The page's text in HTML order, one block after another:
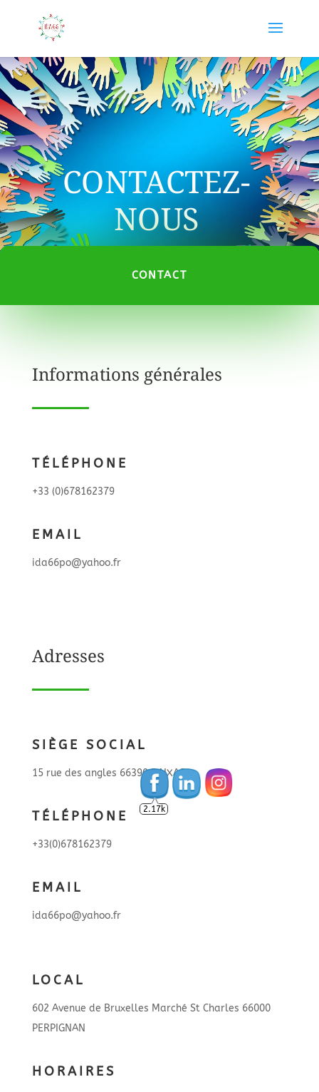
CONTACTEZ-
NOUS
CONTACT
Informations générales
TÉLÉPHONE
+33 (0)678162379
EMAIL
ida66po@yahoo.fr
Adresses
SIÈGE SOCIAL
15 rue des angles 66390 BAIXAS
TÉLÉPHONE
+33(0)678162379
EMAIL
ida66po@yahoo.fr
LOCAL
602 Avenue de Bruxelles Marché St Charles 66000
PERPIGNAN
HORAIRES
2.17k